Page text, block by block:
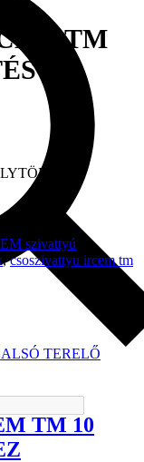
TM
szivattyú
,csoszivattyu ircem tm
TM 10